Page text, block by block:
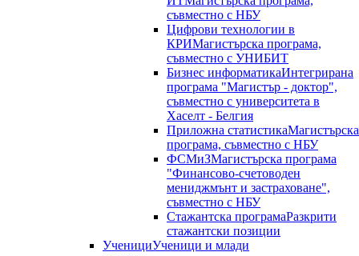
съвместно с НБУ
Цифрови технологии в
КРИМагистърска програма,
съвместно с УНИБИТ
Бизнес информатикаИнтегрирана
програма "Магистър - доктор",
съвместно с университета в
Хаселт - Белгия
Приложна статистикаМагистърска
програма, съвместно с НБУ
ФСМиЗМагистърска програма
"Финансово-счетоводен
мениджмънт и застраховане",
съвместно с НБУ
Стажантска програмаРазкрити
стажантски позиции
УченициУченици и млади